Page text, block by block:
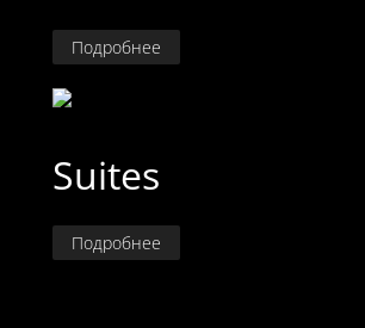
Подробнее
Suites
Подробнее